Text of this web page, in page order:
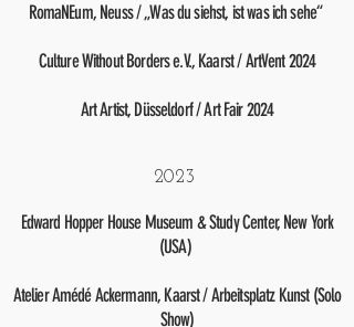
RomaNEum, Neuss / „Was du siehst, ist was ich sehe“
Culture Without Borders e.V., Kaarst / ArtVent 2024
Art Artist, Düsseldorf / Art Fair 2024
2023
Edward Hopper House Museum & Study Center, New York
(USA)
Atelier Amédé Ackermann, Kaarst / Arbeitsplatz Kunst (Solo
Show)